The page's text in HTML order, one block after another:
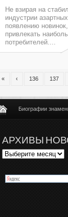
Не взирая на
индустрии
появлению
привлекать
потребителей....
« ‹ 136 137
Биографии
АРХИВЫ